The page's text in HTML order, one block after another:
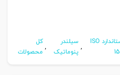
سیلندر استاندارد ISO
, سیلندر
پنوماتیک
,کل
محصولات